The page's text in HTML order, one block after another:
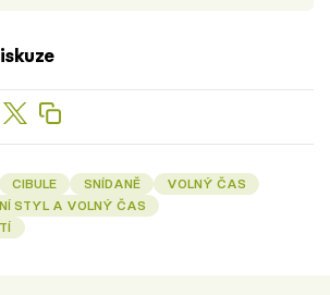
CIBULE SNÍDANĚ
VOLNÝ ČAS
STYL A VOLNÝ ČAS